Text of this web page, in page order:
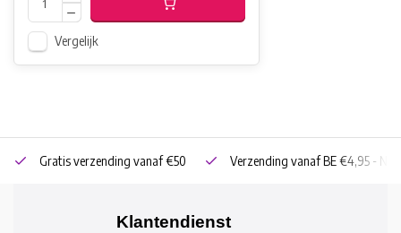
Vergelijk
Gratis verzending vanaf €50 Verzending vanaf BE €4,95 - NL
Klantendienst